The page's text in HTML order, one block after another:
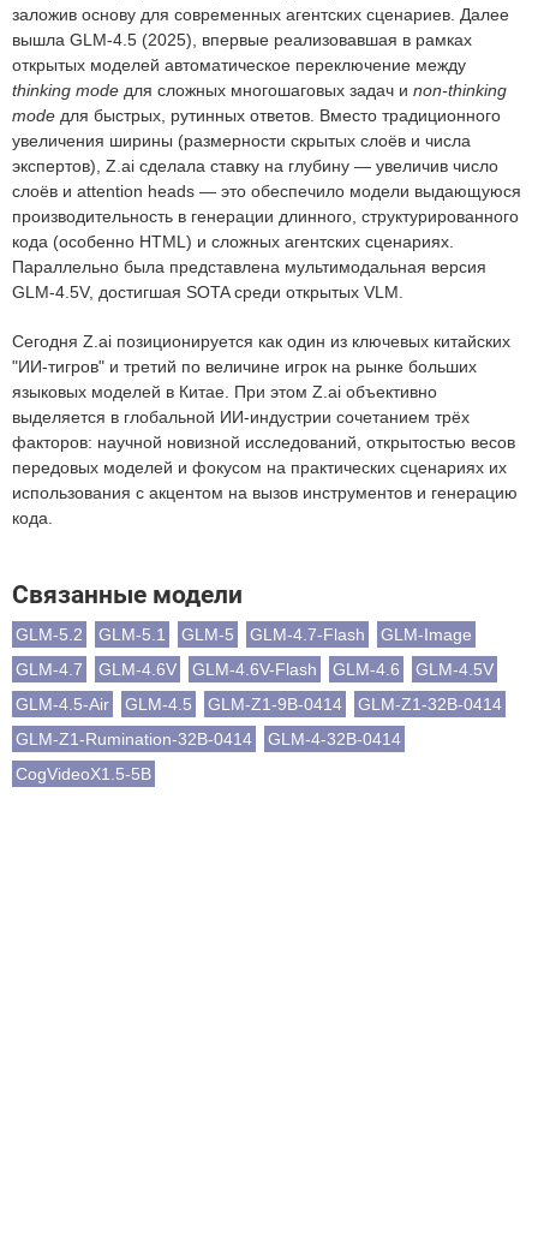
заложив основу для современных агентских сценариев. Далее
вышла GLM-4.5 (2025), впервые реализовавшая в рамках
открытых моделей автоматическое переключение между
thinking mode для сложных многошаговых задач и non-thinking
mode для быстрых, рутинных ответов. Вместо традиционного
увеличения ширины (размерности скрытых слоёв и числа
экспертов), Z.ai сделала ставку на глубину — увеличив число
слоёв и attention heads — это обеспечило модели выдающуюся
производительность в генерации длинного, структурированного
кода (особенно HTML) и сложных агентских сценариях.
Параллельно была представлена мультимодальная версия
GLM-4.5V, достигшая SOTA среди открытых VLM.
Сегодня Z.ai позиционируется как один из ключевых китайских
"ИИ-тигров" и третий по величине игрок на рынке больших
языковых моделей в Китае. При этом Z.ai объективно
выделяется в глобальной ИИ-индустрии сочетанием трёх
факторов: научной новизной исследований, открытостью весов
передовых моделей и фокусом на практических сценариях их
использования с акцентом на вызов инструментов и генерацию
кода.
Связанные модели
GLM-5.2 GLM-5.1 GLM-5 GLM-4.7-Flash
GLM-Image
GLM-4.7
GLM-4.6V GLM-4.6V-Flash GLM-4.6
GLM-4.5V
GLM-4.5-Air
GLM-4.5 GLM-Z1-9B-0414
GLM-Z1-32B-0414
GLM-Z1-Rumination-32B-0414
GLM-4-32B-0414
CogVideoX1.5-5B